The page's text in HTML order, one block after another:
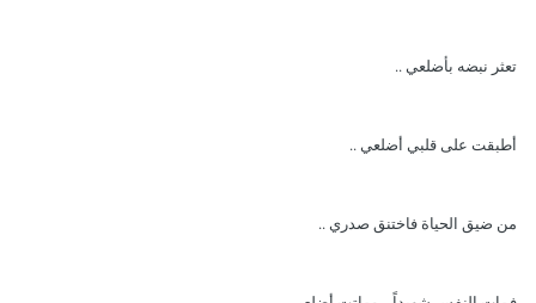
تعثر نبضه بأضلعي ..
أطبقت على قلبي أضلعي ..
من ضيق الحياة فاختنق صدري ..